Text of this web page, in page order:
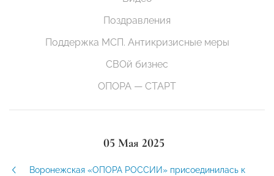
Поздравления
Поддержка МСП. Антикризисные меры
СВОй бизнес
ОПОРА — СТАРТ
05 Мая 2025
Воронежская «ОПОРА РОССИИ» присоединилась к